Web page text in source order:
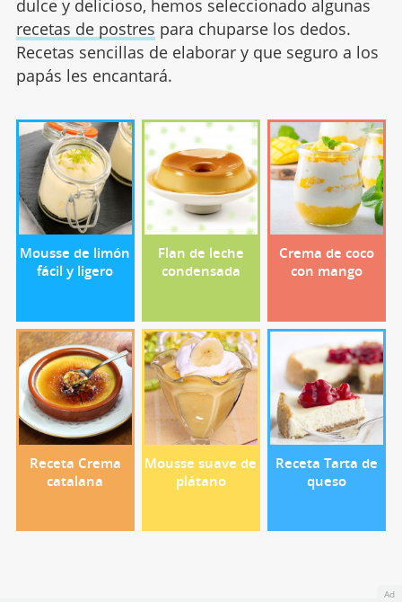
dulce y delicioso, hemos seleccionado algunas
recetas de postres para chuparse los dedos.
Recetas sencillas de elaborar y que seguro a los
papás les encantará.
Mousse de limón
fácil y ligero
Flan de leche
condensada
Crema de coco
con mango
Receta Crema
catalana
Mousse suave de
plátano
Receta Tarta de
queso
Ad